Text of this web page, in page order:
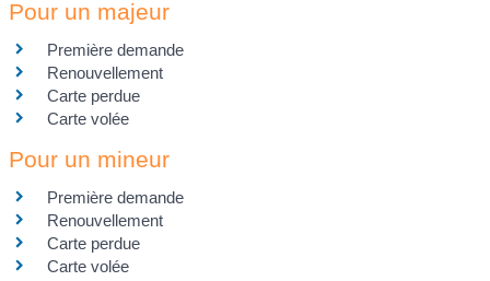
Pour un majeur
Première demande
Renouvellement
Carte perdue
Carte volée
Pour un mineur
Première demande
Renouvellement
Carte perdue
Carte volée